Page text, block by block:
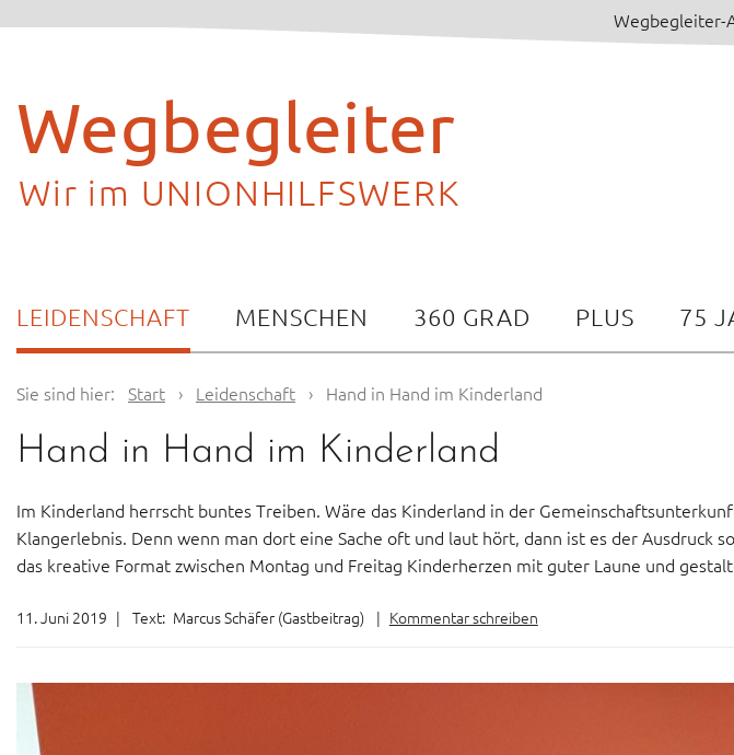
Wegbegleiter-
Wegbegleiter
Wir im UNIONHILFSWERK
LEIDENSCHAFT MENSCHEN 360 GRAD PLUS 75
Sie sind hier: Start › Leidenschaft › Hand in Hand im Kinderland
Hand in Hand im Kinderland
Im Kinderland herrscht buntes Treiben. Wäre das Kinderland in der
Klangerlebnis. Denn wenn man dort eine Sache oft und laut hört, dann ist es der
das kreative Format zwischen Montag und Freitag Kinderherzen mit guter Laune und
11. Juni 2019 | Text: Marcus Schäfer (Gastbeitrag) | Kommentar schreiben